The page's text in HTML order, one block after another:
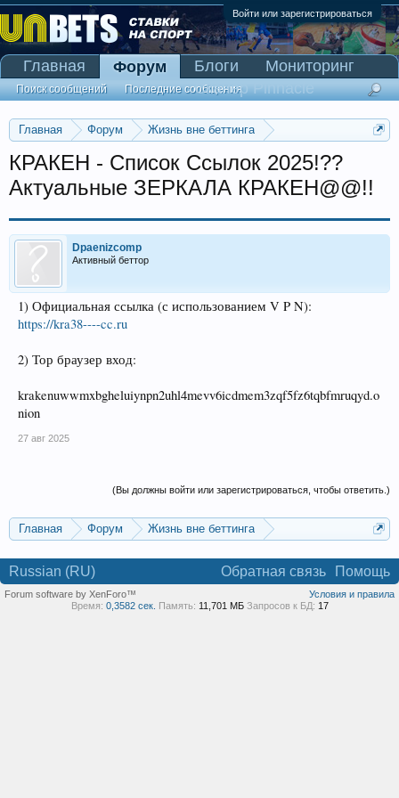
Войти или зарегистрироваться
Главная Форум
Жизнь вне беттинга
КРАКЕН - Список Ссылок 2025!??
Актуальные ЗЕРКАЛА КРАКЕН@@!!
Dpaenizcomp
Активный беттор
1) Официальная ссылка (с использованием V P N):
https://kra38----cc.ru
2) Тор браузер вход:
krakenuwwmxbgheluiynpn2uhl4mevv6icdmem3zqf5fz6tqbfmruqyd.o
nion
27 авг 2025
(Вы должны войти или зарегистрироваться, чтобы ответить.)
Главная Форум
Жизнь вне беттинга
Главная Форум
Поиск сообщений Последние сообщения
Блоги
Мониторинг
Сканер Pinnacle
Russian (RU) Обратная связь Помощь
Условия и правила
Forum software by XenForo™
Время: 0,3582 сек. Память: 11,701 МБ Запросов к БД: 17